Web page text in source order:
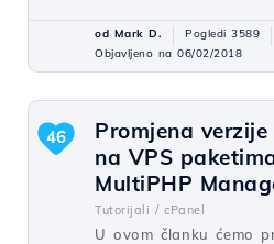
od Mark D. Pogledi 3589
Objavljeno na 06/02/2018
Promjena
na VPS
MultiPHP
Tutorijali / cPanel
U ovom članku ćemo
46